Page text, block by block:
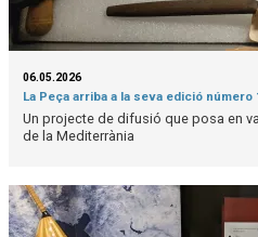
06.05.2026
La Peça arriba a la seva edició número
Un projecte de difusió que posa en
de la Mediterrània